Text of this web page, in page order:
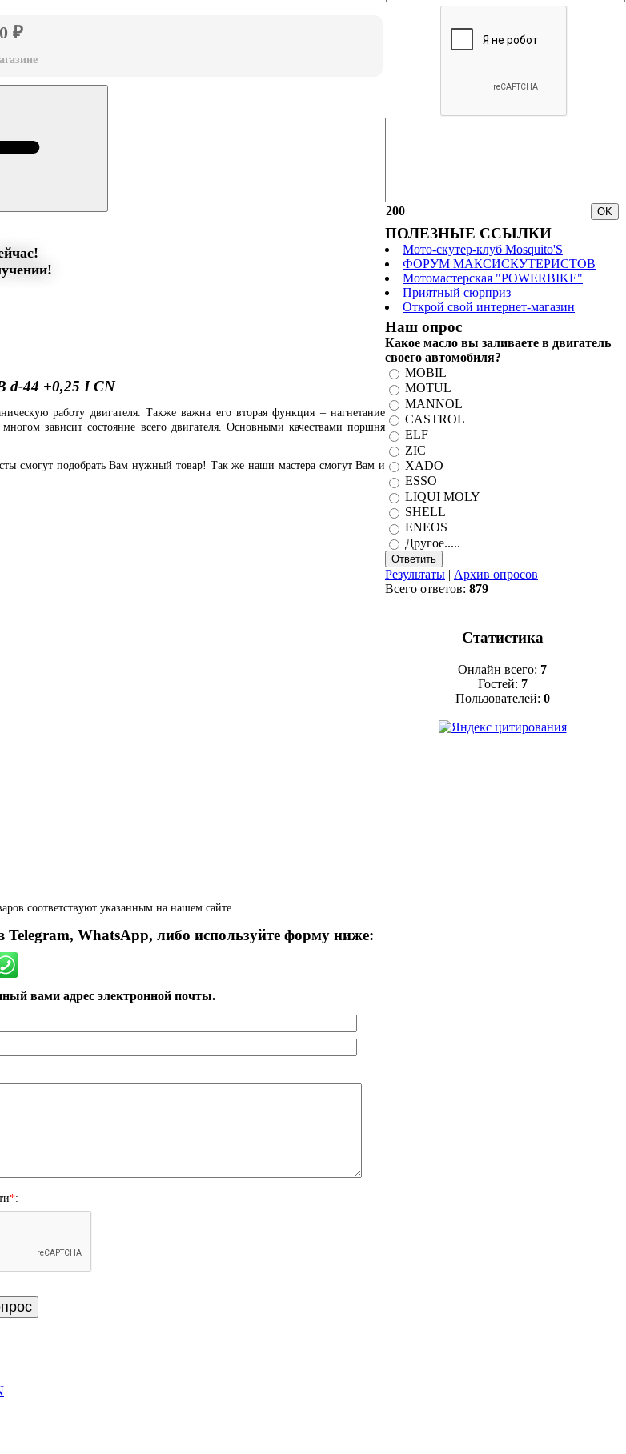
₽
d-44 +0,25 I CN
работу двигателя. Также важна его вторая функция – нагнетание
зависит состояние всего двигателя. Основными качествами поршня
смогут подобрать Вам нужный товар! Так же наши мастера смогут Вам и
соответствуют указанным на нашем сайте.
WhatsApp, либо используйте форму ниже:
вами адрес электронной почты.
*:
200
ПОЛЕЗНЫЕ ССЫЛКИ
Мото-скутер-клуб Mosquito'S
ФОРУМ МАКСИСКУТЕРИСТОВ
Мотомастерская "POWERBIKE"
Приятный сюрприз
Открой свой интернет-магазин
Наш опрос
Какое масло вы заливаете в двигатель
своего автомобиля?
MOBIL
MOTUL
MANNOL
CASTROL
ELF
ZIC
XADO
ESSO
LIQUI MOLY
SHELL
ENEOS
Другое.....
Результаты | Архив опросов
Всего ответов: 879
Статистика
Онлайн всего: 7
Гостей: 7
Пользователей: 0